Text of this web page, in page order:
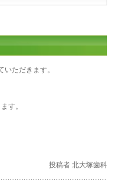
ただきます。
す。
投稿者 北大塚歯科